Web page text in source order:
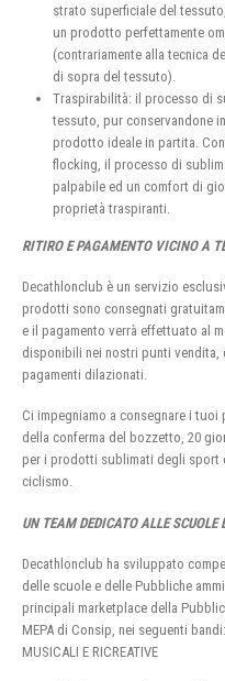
strato superficiale del
un prodotto perfettamente
(contrariamente alla tecnica
di sopra del tessuto).
Traspirabilità: il processo di
tessuto, pur conservandone
prodotto ideale in partita.
flocking, il processo di
palpabile ed un comfort di
proprietà traspiranti.
RITIRO E PAGAMENTO VICINO A
Decathlonclub è un servizio
prodotti sono consegnati
e il pagamento verrà effettuato al
disponibili nei nostri punti vendita,
pagamenti dilazionati.
Ci impegniamo a consegnare i
della conferma del bozzetto, 20
per i prodotti sublimati degli sport
ciclismo.
UN TEAM DEDICATO ALLE SCUOLE
Decathlonclub ha sviluppato
delle scuole e delle Pubbliche
principali marketplace della
MEPA di Consip, nei seguenti bandi:
MUSICALI E RICREATIVE